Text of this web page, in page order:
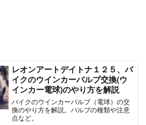
レオンアートデイトナ１２５、バ
イクのウインカーバルブ交換(ウ
インカー電球)のやり方を解説
バイクのウインカーバルブ（電球）の交
換のやり方を解説。バルブの種類や注意
点など。